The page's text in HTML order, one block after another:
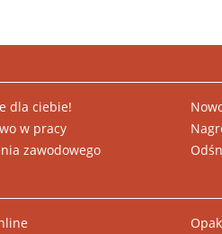
dla ciebie!
w pracy
zawodowego